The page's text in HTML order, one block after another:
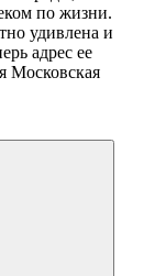
по жизни.
удивлена и
адрес ее
Московская